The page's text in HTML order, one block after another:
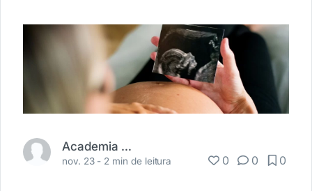
Academia Médica
nov. 23 - 2 min de leitura 0 0 0